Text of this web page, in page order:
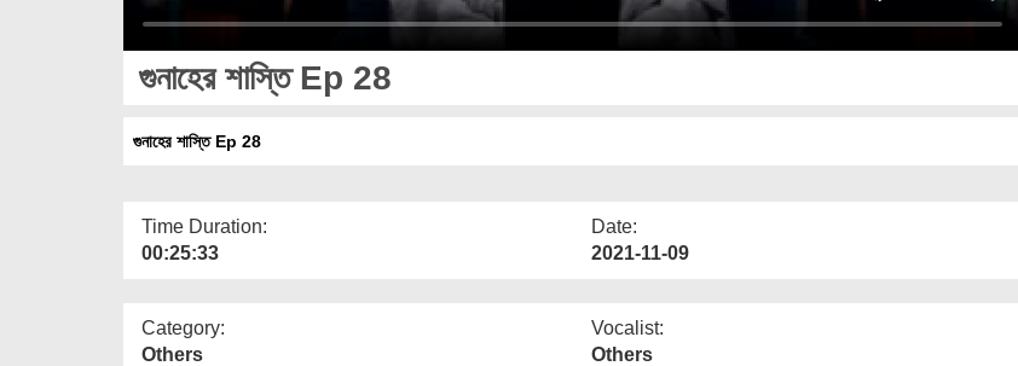
গুনাহের শাস্তি Ep 28
গুনাহের শাস্তি Ep 28
Time Duration:
00:25:33
Date:
2021-11-09
Category:
Others
Vocalist:
Others